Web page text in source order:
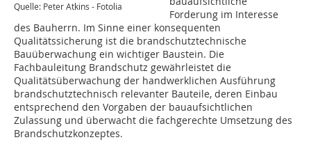
Quelle: Peter Atkins - Fotolia
Forderung im Interesse
des Bauherrn. Im Sinne einer konsequenten
Qualitätssicherung ist die brandschutztechnische
Bauüberwachung ein wichtiger Baustein. Die
Fachbauleitung Brandschutz gewährleistet die
Qualitätsüberwachung der handwerklichen Ausführung
brandschutztechnisch relevanter Bauteile, deren Einbau
entsprechend den Vorgaben der bauaufsichtlichen
Zulassung und überwacht die fachgerechte Umsetzung des
Brandschutzkonzeptes.